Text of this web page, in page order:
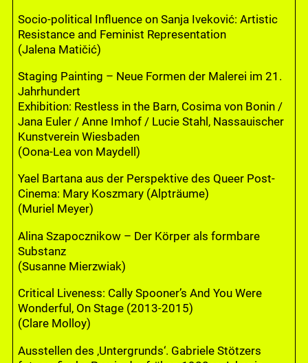
Socio-political Influence on Sanja Iveković: Artistic
Resistance and Feminist Representation
(Jalena Matičić)
Staging Painting – Neue Formen der Malerei im 21.
Jahrhundert
Exhibition: Restless in the Barn, Cosima von Bonin /
Jana Euler / Anne Imhof / Lucie Stahl, Nassauischer
Kunstverein Wiesbaden
(Oona-Lea von Maydell)
Yael Bartana aus der Perspektive des Queer Post-
Cinema: Mary Koszmary (Alpträume)
(Muriel Meyer)
Alina Szapocznikow – Der Körper als formbare
Substanz
(Susanne Mierzwiak)
Critical Liveness: Cally Spooner’s And You Were
Wonderful, On Stage (2013-2015)
(Clare Molloy)
Ausstellen des ‚Untergrunds‘. Gabriele Stötzers